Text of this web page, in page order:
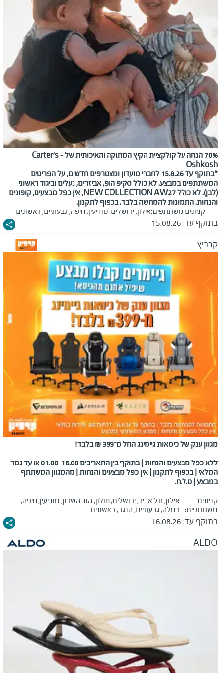
70% הנחה על קולקציית הקיץ המתוקה והאיכותית של Carter's -
Oshkosh
*בתוקף עד 15.8.26 לחברי מועדון ומצטרפים חדשים, על הפריטים
המשתתפים במבצע. לא כולל סקיפ הופ, אביזרים, נעלים וביגוד ראשוני
(לבן). לא כולל NEW COLLECTION AW27, אין כפל מבצעים, קופונים
והנחות. התמונות להמחשה בלבד. בכפוף לתקנון.
קניונים משתתפים:אילון, ירושלים, מודיעין, חיפה, גבעתיים, ראשונים
בתוקף עד: 15.08.26
קרביץ
מגוון ענק של כיסאות גיימינג החל מ־399 ₪ בלבד!
ללא כפל מבצעים והנחות | בתוקף בין התאריכים 01.08-16.08 או עד גמר
המלאי | בכפוף לתקנון | אין כפל מבצעים והנחות | מהמגוון המשתתף
במבצע | ט.ל.ח.
קניונים
משתתפים:
אילון, תל אביב, ירושלים, חולון, הוד השרון, מודיעין, חיפה,
רמלה, גבעתיים, הנגב, ראשונים
בתוקף עד: 16.08.26
ALDO